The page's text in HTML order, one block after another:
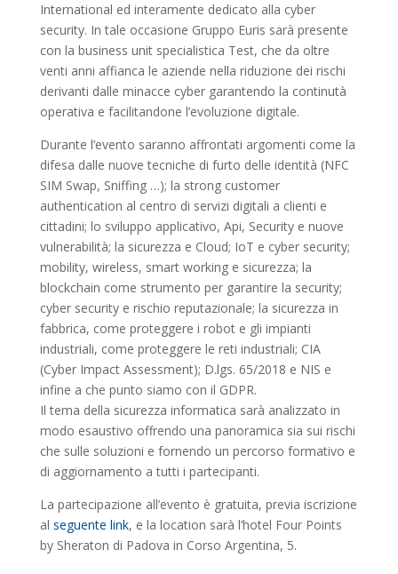
International ed interamente dedicato alla cyber
security. In tale occasione Gruppo Euris sarà presente
con la business unit specialistica Test, che da oltre
venti anni affianca le aziende nella riduzione dei rischi
derivanti dalle minacce cyber garantendo la continutà
operativa e facilitandone l’evoluzione digitale.
Durante l’evento saranno affrontati argomenti come la
difesa dalle nuove tecniche di furto delle identità (NFC
SIM Swap, Sniffing …); la strong customer
authentication al centro di servizi digitali a clienti e
cittadini; lo sviluppo applicativo, Api, Security e nuove
vulnerabilità; la sicurezza e Cloud; IoT e cyber security;
mobility, wireless, smart working e sicurezza; la
blockchain come strumento per garantire la security;
cyber security e rischio reputazionale; la sicurezza in
fabbrica, come proteggere i robot e gli impianti
industriali, come proteggere le reti industriali; CIA
(Cyber Impact Assessment); D.lgs. 65/2018 e NIS e
infine a che punto siamo con il GDPR.
Il tema della sicurezza informatica sarà analizzato in
modo esaustivo offrendo una panoramica sia sui rischi
che sulle soluzioni e fornendo un percorso formativo e
di aggiornamento a tutti i partecipanti.
La partecipazione all’evento è gratuita, previa iscrizione
al seguente link, e la location sarà l’hotel Four Points
by Sheraton di Padova in Corso Argentina, 5.